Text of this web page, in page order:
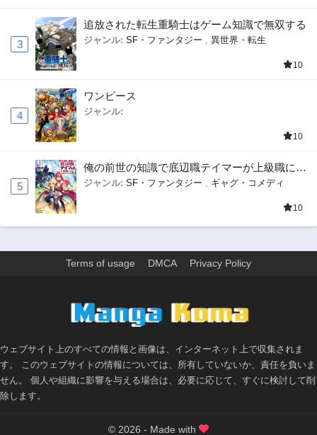
3
追放された転生重騎士はゲーム知識で無双する
ジャンル: SF・ファンタジー , 異世界・転生
10
4
ワンピース
ジャンル:
10
5
俺の前世の知識で底辺職テイマーが上級職にな
ってしまいそうな件
ジャンル: SF・ファンタジー , ギャグ・コメディ
10
Terms of usage DMCA Privacy Policy
ウェブサイト上のすべての情報と画像は、インターネット上で収集されま
す。 このウェブサイトの情報については、所有していないか、責任を負いま
せん。 個人や組織に影響を与える場合は、必要に応じて、すぐに検討して削
除します。
© 2026 - Made with